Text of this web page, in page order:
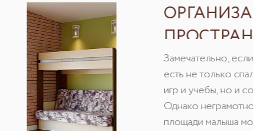
ДЕТСКОЙ
Замечательно,
есть не только
игр и учебы, но и
Однако
площади малыша